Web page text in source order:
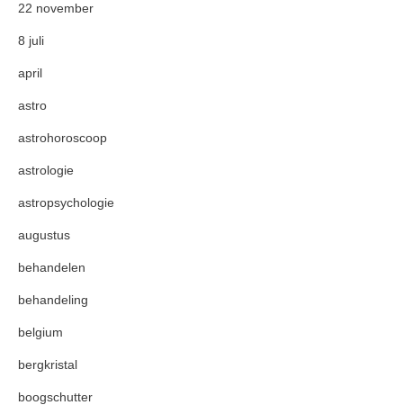
22 november
8 juli
april
astro
astrohoroscoop
astrologie
astropsychologie
augustus
behandelen
behandeling
belgium
bergkristal
boogschutter